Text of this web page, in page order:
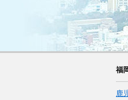
福
鹿